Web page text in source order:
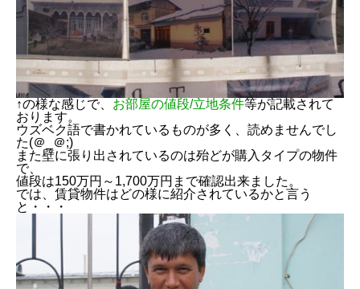
↑の様な感じで、 お部屋の値段/立地条件等が記載されて
おります。
ウズベク語で書かれているものが多く、読めませんでし
た(＠_＠;)
また壁に張り出されているのは殆どが購入タイプの物件
で、
値段は150万円～1,700万円まで確認出来ました。
では、賃貸物件はどの様に紹介されているかと言う
と・・・